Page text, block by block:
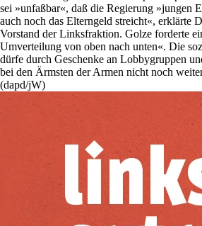
sei »unfaßbar«, daß die Regierung »jungen
auch noch das Elterngeld streicht«, erklärte
Vorstand der Linksfraktion. Golze forderte
Umverteilung von oben nach unten«. Die
dürfe durch Geschenke an Lobbygruppen
bei den Ärmsten der Armen nicht noch
(dapd/jW)